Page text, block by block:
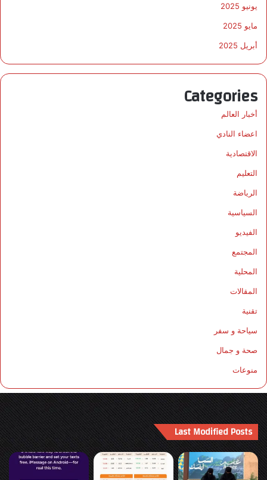
يونيو 2025
مايو 2025
أبريل 2025
Categories
أخبار العالم
اعضاء النادي
الاقتصادية
التعليم
الرياضة
السياسية
الفيديو
المجتمع
المحلية
المقالات
تقنية
سياحة و سفر
صحة و جمال
منوعات
Last Modified Posts